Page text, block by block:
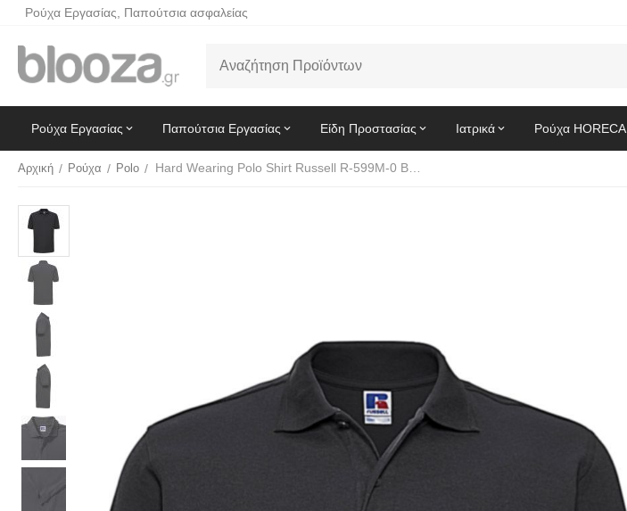
Ρούχα Εργασίας, Παπούτσια ασφαλείας
Ρούχα Εργασίας Παπούτσια Εργασίας Είδη Προστασίας Ιατρικά Ρούχα HORECA
Αρχική / Ρούχα / Polo /